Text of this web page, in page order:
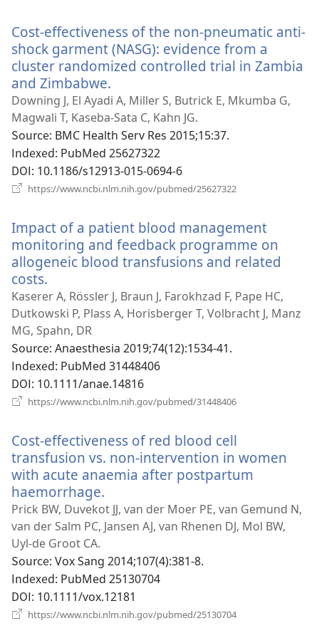
창
열
기)
Cost-effectiveness of the non-pneumatic anti-
shock garment (NASG): evidence from a
cluster randomized controlled trial in Zambia
and Zimbabwe.
로
운
창
열
기)
Downing J, El Ayadi A, Miller S, Butrick E, Mkumba G,
Magwali T, Kaseba-Sata C, Kahn JG.
Source‎: BMC Health Serv Res 2015;15:37.
Indexed‎: PubMed 25627322
DOI‎: 10.1186/s12913-015-0694-6
https://www.ncbi.nlm.nih.gov/pubmed/25627322
창
열
기)
Impact of a patient blood management
monitoring and feedback programme on
allogeneic blood transfusions and related
costs.
로
운
창
열
기)
Kaserer A, Rössler J, Braun J, Farokhzad F, Pape HC,
Dutkowski P, Plass A, Horisberger T, Volbracht J, Manz
MG, Spahn, DR
Source‎: Anaesthesia 2019;74(12):1534-41.
Indexed‎: PubMed 31448406
DOI‎: 10.1111/anae.14816
https://www.ncbi.nlm.nih.gov/pubmed/31448406
열
기)
Cost-effectiveness of red blood cell
transfusion vs. non-intervention in women
with acute anaemia after postpartum
haemorrhage.
로
운
열
기)
Prick BW, Duvekot JJ, van der Moer PE, van Gemund N,
van der Salm PC, Jansen AJ, van Rhenen DJ, Mol BW,
Uyl-de Groot CA.
Source‎: Vox Sang 2014;107(4):381-8.
Indexed‎: PubMed 25130704
DOI‎: 10.1111/vox.12181
https://www.ncbi.nlm.nih.gov/pubmed/25130704